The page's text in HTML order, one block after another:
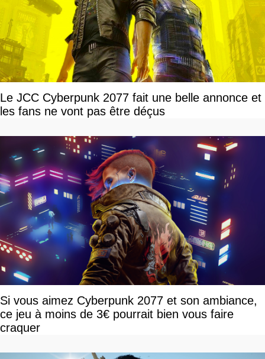
Le JCC Cyberpunk 2077 fait une belle annonce et
les fans ne vont pas être déçus
Si vous aimez Cyberpunk 2077 et son ambiance,
ce jeu à moins de 3€ pourrait bien vous faire
craquer